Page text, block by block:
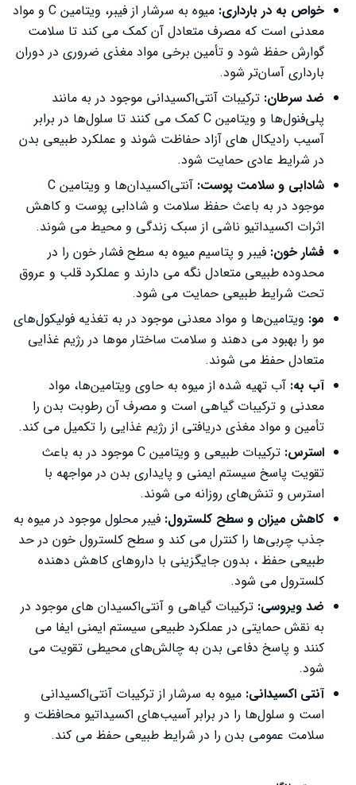
خواص به در بارداری:
میوه به سرشار از فیبر، ویتامین C و مواد
معدنی است که مصرف متعادل آن کمک می‌ کند تا سلامت
گوارش حفظ شود و تأمین برخی مواد مغذی ضروری در دوران
بارداری آسان‌تر شود.
ضد سرطان: ترکیبات آنتی‌اکسیدانی موجود در به مانند
پلی‌فنول‌ها و ویتامین C کمک می‌ کنند تا سلول‌ها در برابر
آسیب رادیکال‌ های آزاد حفاظت شوند و عملکرد طبیعی بدن
در شرایط عادی حمایت شود.
شادابی و سلامت پوست:
آنتی‌اکسیدان‌ها و ویتامین C
موجود در به باعث حفظ سلامت و شادابی پوست و کاهش
اثرات اکسیداتیو ناشی از سبک زندگی و محیط می ‌شوند.
فشار خون: فیبر و پتاسیم میوه به سطح فشار خون را در
محدوده طبیعی متعادل نگه می‌ دارند و عملکرد قلب و عروق
تحت شرایط طبیعی حمایت می ‌شود.
مو: ویتامین‌ها و مواد معدنی موجود در به تغذیه فولیکول‌های
مو را بهبود می ‌دهند و سلامت ساختار موها در رژیم غذایی
متعادل حفظ می‌ شوند.
آب به: آب تهیه شده از میوه به حاوی ویتامین‌ها، مواد
معدنی و ترکیبات گیاهی است و مصرف آن رطوبت بدن را
تأمین و مواد مغذی دریافتی از رژیم غذایی را تکمیل می ‌کند.
استرس:
ترکیبات طبیعی و ویتامین C موجود در به باعث
تقویت پاسخ سیستم ایمنی و پایداری بدن در مواجهه با
استرس و تنش‌های روزانه می ‌شوند.
کاهش میزان و سطح کلسترول: فیبر محلول موجود در میوه به
جذب چربی‌ها را کنترل می ‌کند و سطح کلسترول خون در حد
طبیعی حفظ ، بدون جایگزینی با داروهای کاهش‌ دهنده
کلسترول می شود.
ضد ویروسی: ترکیبات گیاهی و آنتی‌اکسیدان‌ های موجود در
به نقش حمایتی در عملکرد طبیعی سیستم ایمنی ایفا می
‌کنند و پاسخ دفاعی بدن به چالش‌های محیطی تقویت می‌
شود.
آنتی اکسیدانی: میوه به سرشار از ترکیبات آنتی‌اکسیدانی
است و سلول‌ها را در برابر آسیب‌های اکسیداتیو محافظت و
سلامت عمومی بدن را در شرایط طبیعی حفظ می‌ کند.